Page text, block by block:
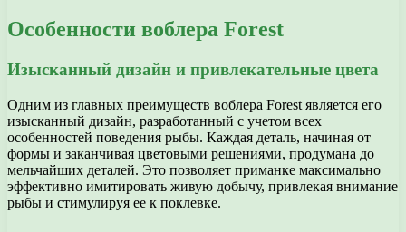
Особенности воблера Forest
Изысканный дизайн и привлекательные цвета
Одним из главных преимуществ воблера Forest является его
изысканный дизайн, разработанный с учетом всех
особенностей поведения рыбы. Каждая деталь, начиная от
формы и заканчивая цветовыми решениями, продумана до
мельчайших деталей. Это позволяет приманке максимально
эффективно имитировать живую добычу, привлекая внимание
рыбы и стимулируя ее к поклевке.